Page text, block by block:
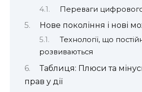
Переваги
Нове покоління і нові
Технології, що
розвиваються
Таблиця: Плюси та
прав у дії